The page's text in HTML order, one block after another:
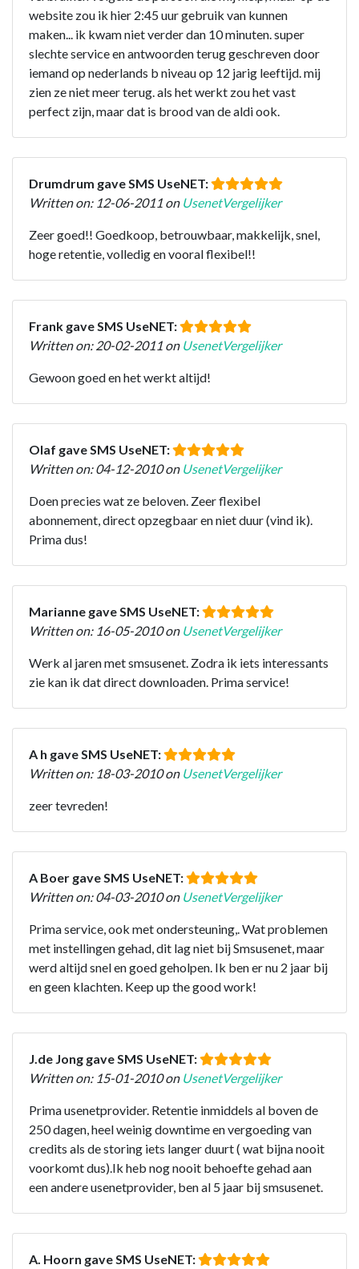
website zou ik hier 2:45 uur gebruik van kunnen
maken... ik kwam niet verder dan 10 minuten. super
slechte service en antwoorden terug geschreven door
iemand op nederlands b niveau op 12 jarig leeftijd. mij
zien ze niet meer terug. als het werkt zou het vast
perfect zijn, maar dat is brood van de aldi ook.
Drumdrum gave SMS UseNET:
Written on: 12-06-2011 on UsenetVergelijker
Zeer goed!! Goedkoop, betrouwbaar, makkelijk, snel,
hoge retentie, volledig en vooral flexibel!!
Frank gave SMS UseNET:
Written on: 20-02-2011 on UsenetVergelijker
Gewoon goed en het werkt altijd!
Olaf gave SMS UseNET:
Written on: 04-12-2010 on UsenetVergelijker
Doen precies wat ze beloven. Zeer flexibel
abonnement, direct opzegbaar en niet duur (vind ik).
Prima dus!
Marianne gave SMS UseNET:
Written on: 16-05-2010 on UsenetVergelijker
Werk al jaren met smsusenet. Zodra ik iets interessants
zie kan ik dat direct downloaden. Prima service!
A h gave SMS UseNET:
Written on: 18-03-2010 on UsenetVergelijker
zeer tevreden!
A Boer gave SMS UseNET:
Written on: 04-03-2010 on UsenetVergelijker
Prima service, ook met ondersteuning,. Wat problemen
met instellingen gehad, dit lag niet bij Smsusenet, maar
werd altijd snel en goed geholpen. Ik ben er nu 2 jaar bij
en geen klachten. Keep up the good work!
J.de Jong gave SMS UseNET:
Written on: 15-01-2010 on UsenetVergelijker
Prima usenetprovider. Retentie inmiddels al boven de
250 dagen, heel weinig downtime en vergoeding van
credits als de storing iets langer duurt ( wat bijna nooit
voorkomt dus).Ik heb nog nooit behoefte gehad aan
een andere usenetprovider, ben al 5 jaar bij smsusenet.
A. Hoorn gave SMS UseNET: